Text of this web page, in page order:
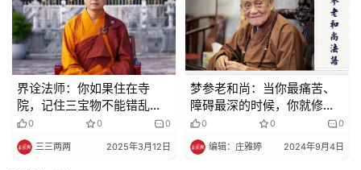
界诠法师：你如果住在寺
院，记住三宝物不能错乱，
千万要不得！
0 0 0
三三两两 2025年3月12日
梦参老和尚：当你最痛苦、
障碍最深的时候，你就修这
个观​
0 0 0
编辑：庄雅婷 2024年9月4日